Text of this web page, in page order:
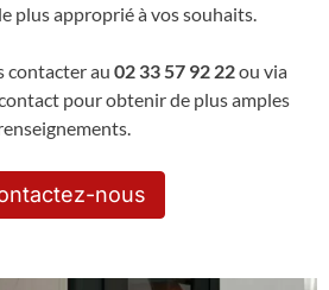
le plus approprié à vos souhaits.
contacter au 02 33 57 92 22ou via
pour obtenir de plus amples
nous